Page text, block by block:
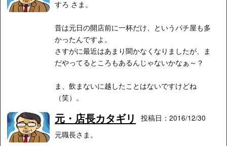
すろ さま。
昔は元日の開店前に一杯だけ、というパチ屋も多
かったんですよ。
さすがに最近はあまり聞かなくなりましたが、ま
だやってるところもあるんじゃないかなぁ～？
ま、飲まないに越したことはないですけどね
（笑）。
元・店長カタギリ
投稿日：2016/12/30
元職長さま。